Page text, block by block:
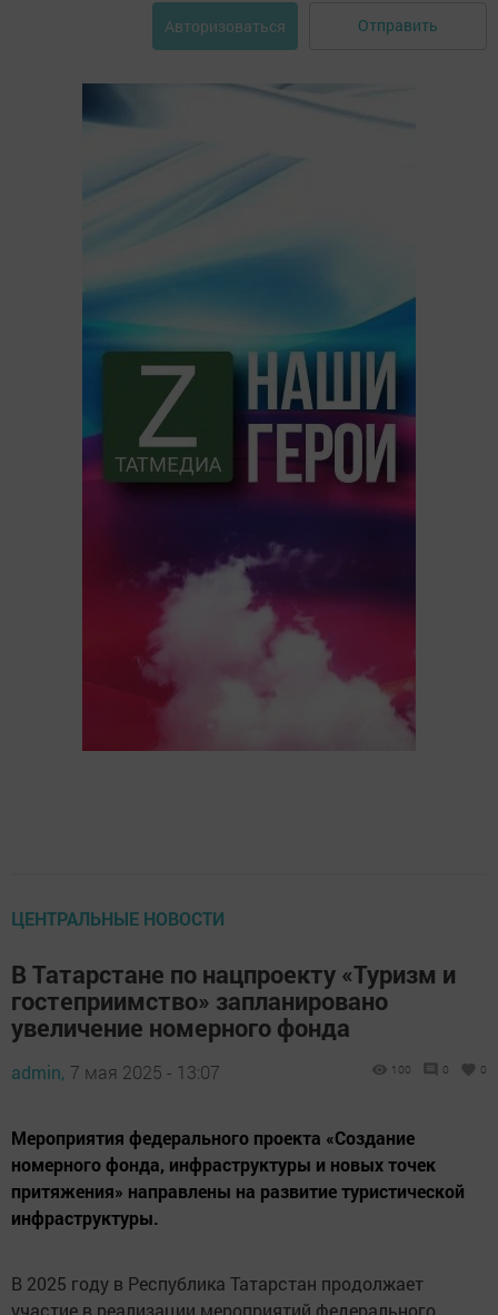
Авторизоваться Отправить
ЦЕНТРАЛЬНЫЕ НОВОСТИ
В Татарстане по нацпроекту «Туризм и
гостеприимство» запланировано
увеличение номерного фонда
admin, 7 мая 2025 - 13:07 100 0 0
Мероприятия федерального проекта «Создание
номерного фонда, инфраструктуры и новых точек
притяжения» направлены на развитие туристической
инфраструктуры.
В 2025 году в Республика Татарстан продолжает
участие в реализации мероприятий федерального